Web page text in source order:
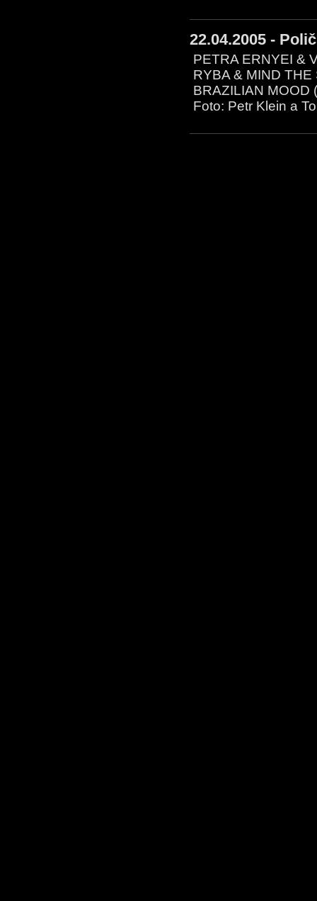
22.04.2005 -
PETRA ERNYEI &
RYBA & MIND
BRAZILIAN MOOD
Foto: Petr Klein a